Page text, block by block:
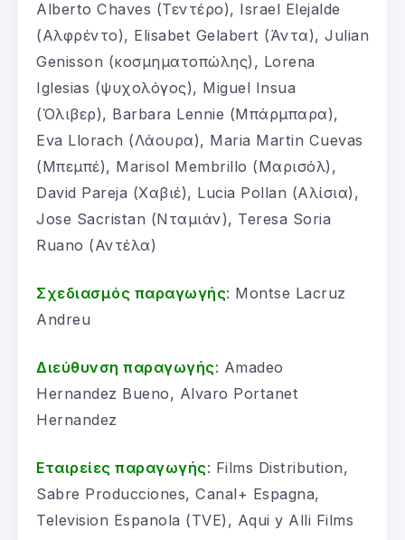
Alberto Chaves (Τεντέρο), Israel Elejalde
(Αλφρέντο), Elisabet Gelabert (Άντα), Julian
Genisson (κοσμηματοπώλης), Lorena
Iglesias (ψυχολόγος), Miguel Insua
(Όλιβερ), Barbara Lennie (Μπάρμπαρα),
Eva Llorach (Λάουρα), Maria Martin Cuevas
(Μπεμπέ), Marisol Membrillo (Μαρισόλ),
David Pareja (Χαβιέ), Lucia Pollan (Αλίσια),
Jose Sacristan (Νταμιάν), Teresa Soria
Ruano (Αντέλα)
Σχεδιασμός παραγωγής: Montse Lacruz
Andreu
Διεύθυνση παραγωγής: Amadeo
Hernandez Bueno, Alvaro Portanet
Hernandez
Εταιρείες παραγωγής: Films Distribution,
Sabre Producciones, Canal+ Espagna,
Television Espanola (TVE), Aqui y Alli Films